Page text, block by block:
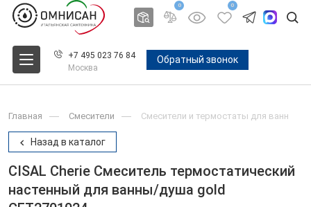
0 0
+7 495 023 76 84
Москва
Обратный звонок
Главная Смесители Смесители и термостаты для ванн
Назад в каталог
CISAL Cherie Смеситель термостатический
настенный для ванны/душа gold